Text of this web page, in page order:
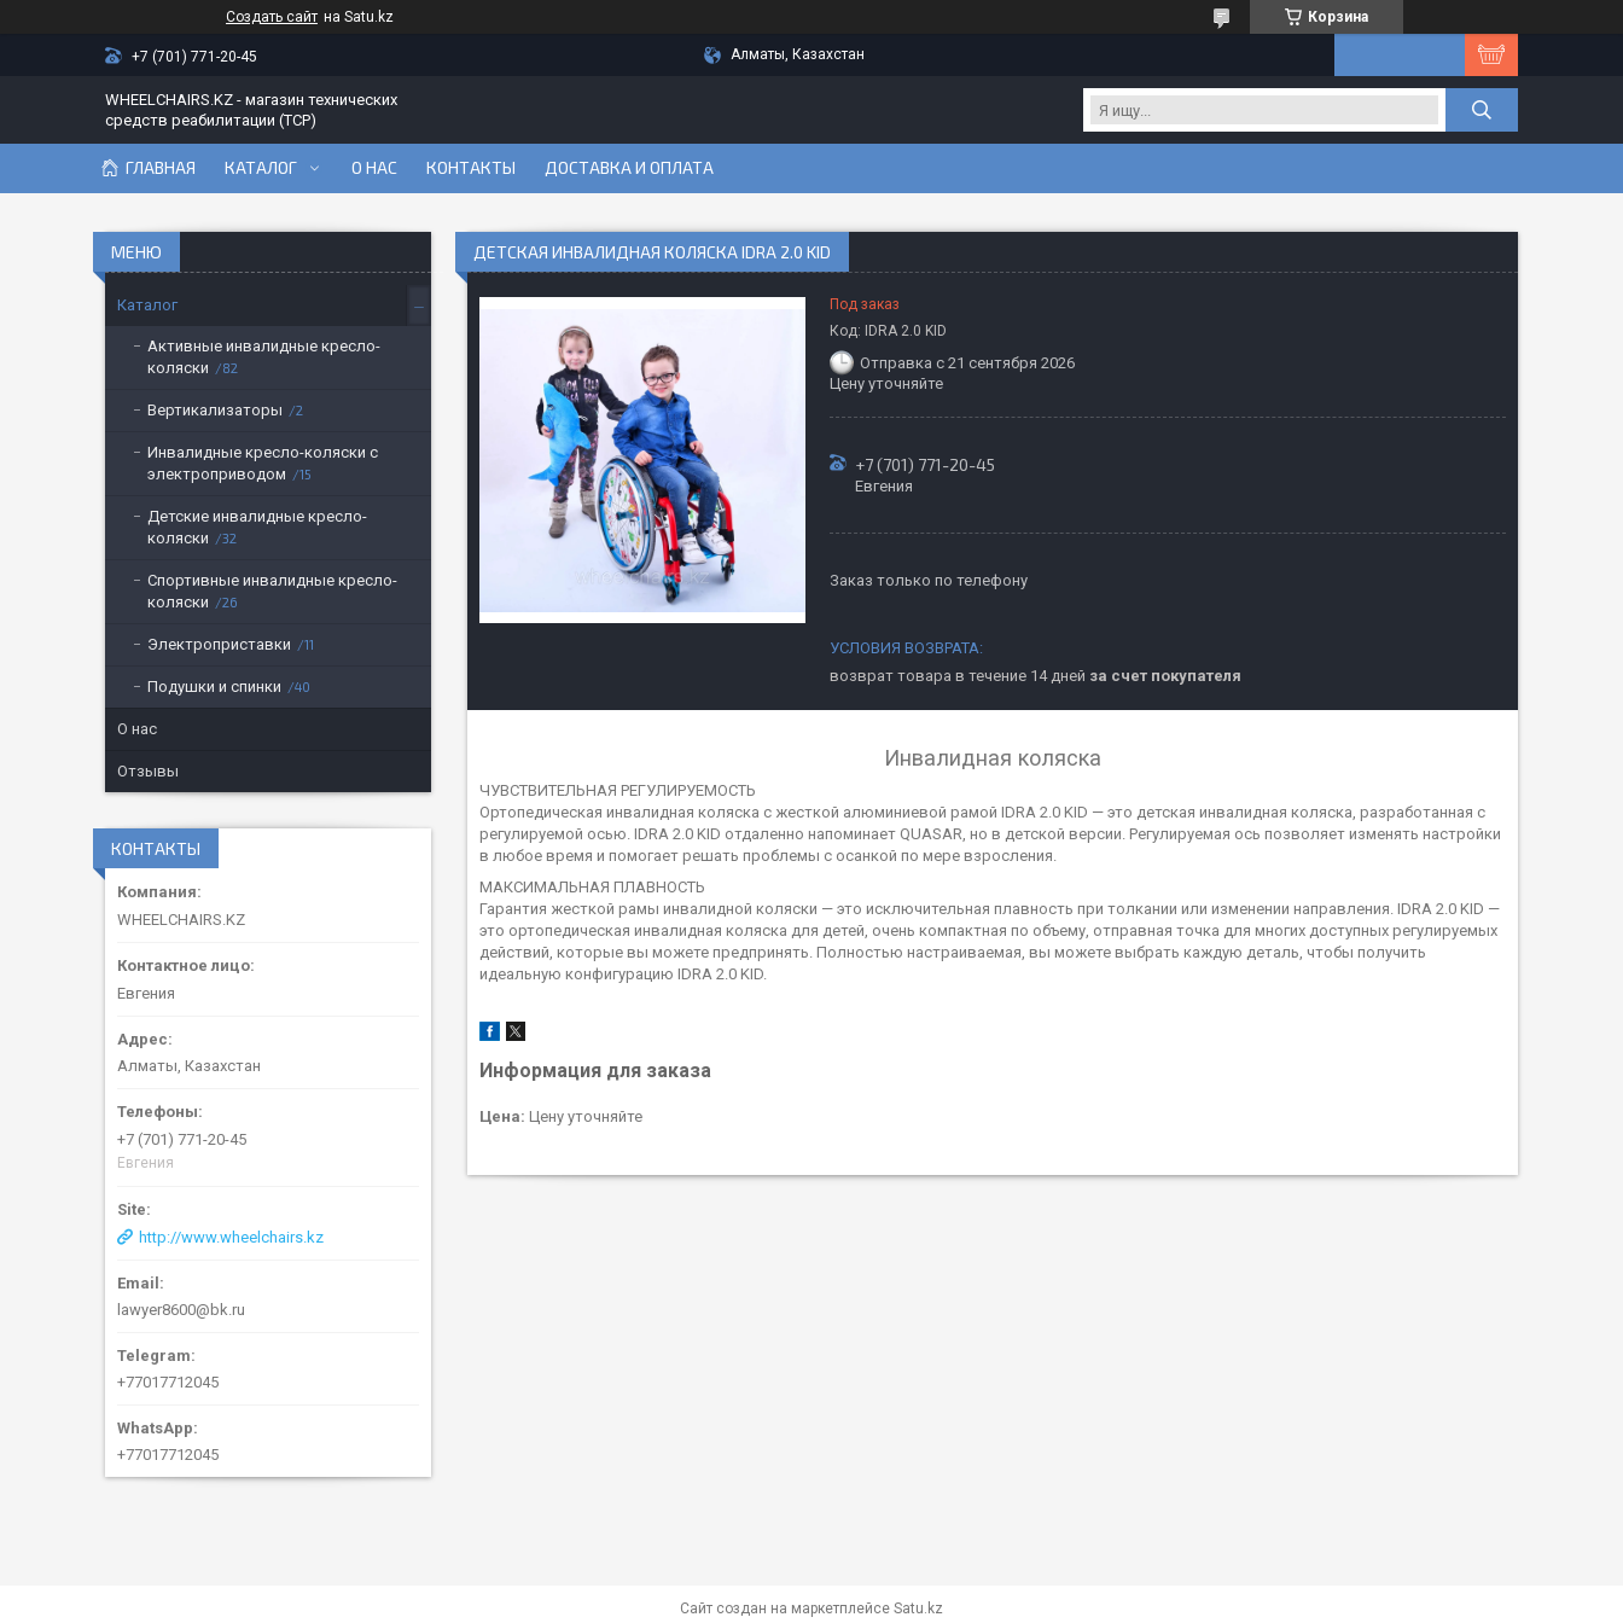
Создать сайт на Satu.kz Корзина
+7 (701) 771-20-45 Алматы, Казахстан
WHEELCHAIRS.KZ - магазин технических
средств реабилитации (ТСР)
ГЛАВНАЯ КАТАЛОГ О НАС КОНТАКТЫ ДОСТАВКА И ОПЛАТА
ДЕТСКАЯ ИНВАЛИДНАЯ КОЛЯСКА IDRA 2.0 KID
Под заказ
Код:
IDRA 2.0 KID
Отправка с 21 сентября 2026
Цену уточняйте
+7 (701) 771-20-45
Евгения
Заказ только по телефону
возврат товара в течение 14 дней за счет покупателя
Инвалидная коляска
ЧУВСТВИТЕЛЬНАЯ РЕГУЛИРУЕМОСТЬ
Ортопедическая инвалидная коляска с жесткой алюминиевой рамой IDRA 2.0 KID — это детская инвалидная коляска, разработанная с
регулируемой осью. IDRA 2.0 KID отдаленно напоминает QUASAR, но в детской версии. Регулируемая ось позволяет изменять настройки
в любое время и помогает решать проблемы с осанкой по мере взросления.
МАКСИМАЛЬНАЯ ПЛАВНОСТЬ
Гарантия жесткой рамы инвалидной коляски — это исключительная плавность при толкании или изменении направления. IDRA 2.0 KID —
это ортопедическая инвалидная коляска для детей, очень компактная по объему, отправная точка для многих доступных регулируемых
действий, которые вы можете предпринять. Полностью настраиваемая, вы можете выбрать каждую деталь, чтобы получить
идеальную конфигурацию IDRA 2.0 KID.
Информация для заказа
Цена: Цену уточняйте
Каталог
Активные инвалидные кресло-
коляски
82
Вертикализаторы 2
Инвалидные кресло-коляски с
электроприводом
15
Детские инвалидные кресло-
коляски
32
Спортивные инвалидные кресло-
коляски
26
Электроприставки 11
Подушки и спинки 40
О нас
Отзывы
КОНТАКТЫ
WHEELCHAIRS.KZ
Евгения
Алматы, Казахстан
+7 (701) 771-20-45
Евгения
http://www.wheelchairs.kz
lawyer8600@bk.ru
+77017712045
+77017712045
Сайт создан на маркетплейсе Satu.kz